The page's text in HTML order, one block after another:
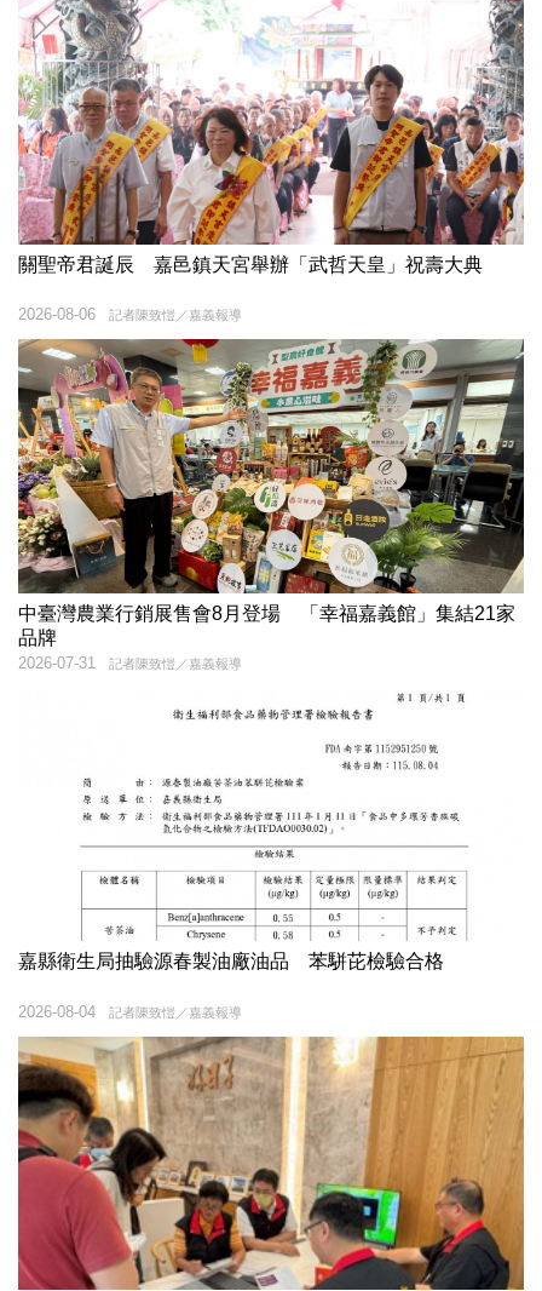
關聖帝君誕辰 嘉邑鎮天宮舉辦「武哲天皇」祝壽大典
記者陳致愷／嘉義報導
2026-08-06
中臺灣農業行銷展售會8月登場 「幸福嘉義館」集結21家
品牌
記者陳致愷／嘉義報導
2026-07-31
嘉縣衛生局抽驗源春製油廠油品 苯駢芘檢驗合格
記者陳致愷／嘉義報導
2026-08-04